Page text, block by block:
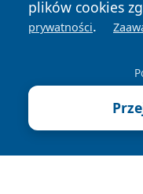
plików cookies
prywatności.
News Autorzy